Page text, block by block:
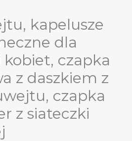
kapelusze
dla
kobiet, czapka
z daszkiem z
czapka
z siateczki